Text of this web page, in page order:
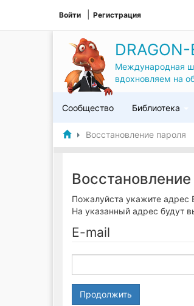
Войти Регистрация
Международная
вдохновляем на
Сообщество Библиотека
Восстановление пароля
Пожалуйста укажите адрес
На указанный адрес будут
E-mail